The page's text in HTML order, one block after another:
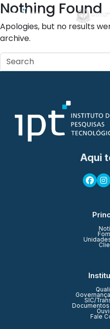
Nothing Found
Apologies, but no results
archive.
Aqui
SIC/
Fale